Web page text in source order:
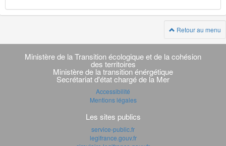
Retour au menu
Navigation
transverse
Ministère de la Transition écologique et de la cohésion
des territoires
Ministère de la transition énérgétique
Secrétariat d'état chargé de la Mer
Accessibilité
Mentions légales
Les sites publics
service-public.fr
legifrance.gouv.fr